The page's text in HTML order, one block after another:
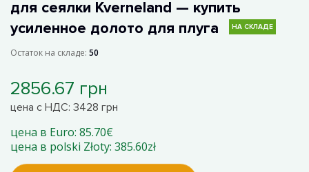
для сеялки Kverneland — купить
усиленное долото для плуга
НА СКЛАДЕ
Остаток на складе: 50
2856.67 грн
цена с НДС: 3428 грн
цена в Euro: 85.70€
цена в polski Złoty: 385.60zł